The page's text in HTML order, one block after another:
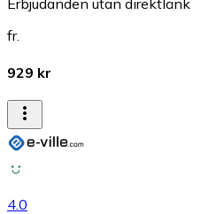
Erbjudanden utan direktlänk
fr.
929 kr
4.0